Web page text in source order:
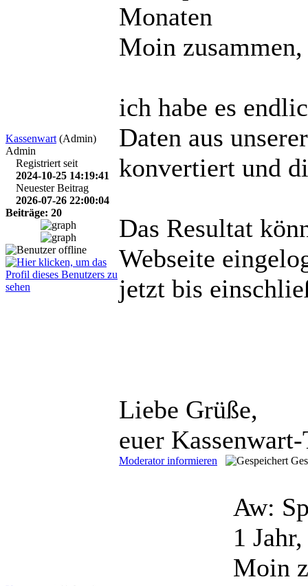
Kassenwart (Admin)
Admin
Registriert seit
2024-10-25 14:19:41
Neuester Beitrag
2026-07-26 22:00:04
Beiträge: 20
Monaten
Moin zusammen,
ich habe es
Daten aus
konvertiert und
Das Resultat
Webseite
jetzt bis
Liebe Grüße,
euer Kassenwart-
Moderator informieren
Aw:
1
Moin